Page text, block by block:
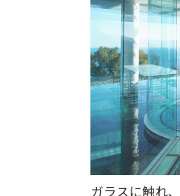
ガラスに触れ